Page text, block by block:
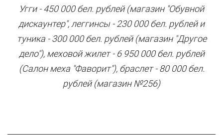
Угги - 450 000 бел. рублей (магазин "Обувной
дискаунтер", леггинсы - 230 000 бел. рублей и
туника - 300 000 бел. рублей (магазин "Другое
дело"), меховой жилет - 6 950 000 бел. рублей
(Салон меха "Фаворит"), браслет - 80 000 бел.
рублей (магазин №256)